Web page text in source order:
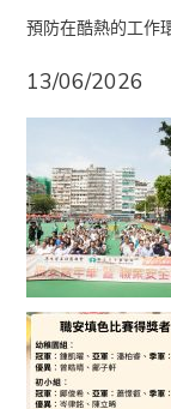
預防在酷熱的工作
13/06/2026